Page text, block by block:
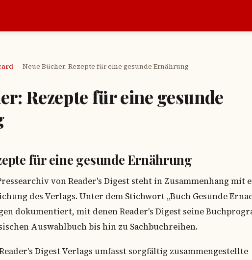
Neue Bücher: Rezepte für eine gesunde Ernährung
Rezepte für eine gesunde
für eine gesunde Ernährung
von Reader's Digest steht in Zusammenhang mit
des Verlags. Unter dem Stichwort „Buch Gesunde
dokumentiert, mit denen Reader's Digest seine
Auswahlbuch bis hin zu Sachbuchreihen.
Digest Verlags umfasst sorgfältig zusammengestellte